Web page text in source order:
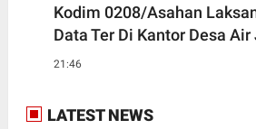
Kodim 0208/Asahan
Data Ter Di Kantor Desa
21:46
LATEST NEWS